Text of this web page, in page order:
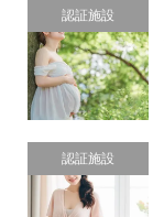
認証施設
認証施設